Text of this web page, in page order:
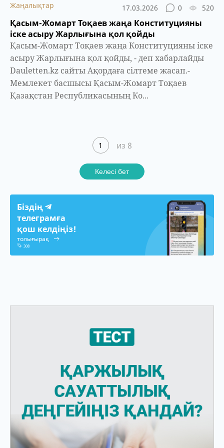
Жаңалықтар 17.03.2026 0 520
Қасым-Жомарт Тоқаев жаңа Конституцияны
іске асыру Жарлығына қол қойды
Қасым-Жомарт Тоқаев жаңа Конституцияны іске
асыру Жарлығына қол қойды, - деп хабарлайды
Dauletten.kz сайты Ақордаға сілтеме жасап.-
Мемлекет басшысы Қасым-Жомарт Тоқаев
Қазақстан Республикасының Ко...
1 из 8
Келесі бет
Біздің
телеграмға
қош келдіңіз!
толығырақ
308